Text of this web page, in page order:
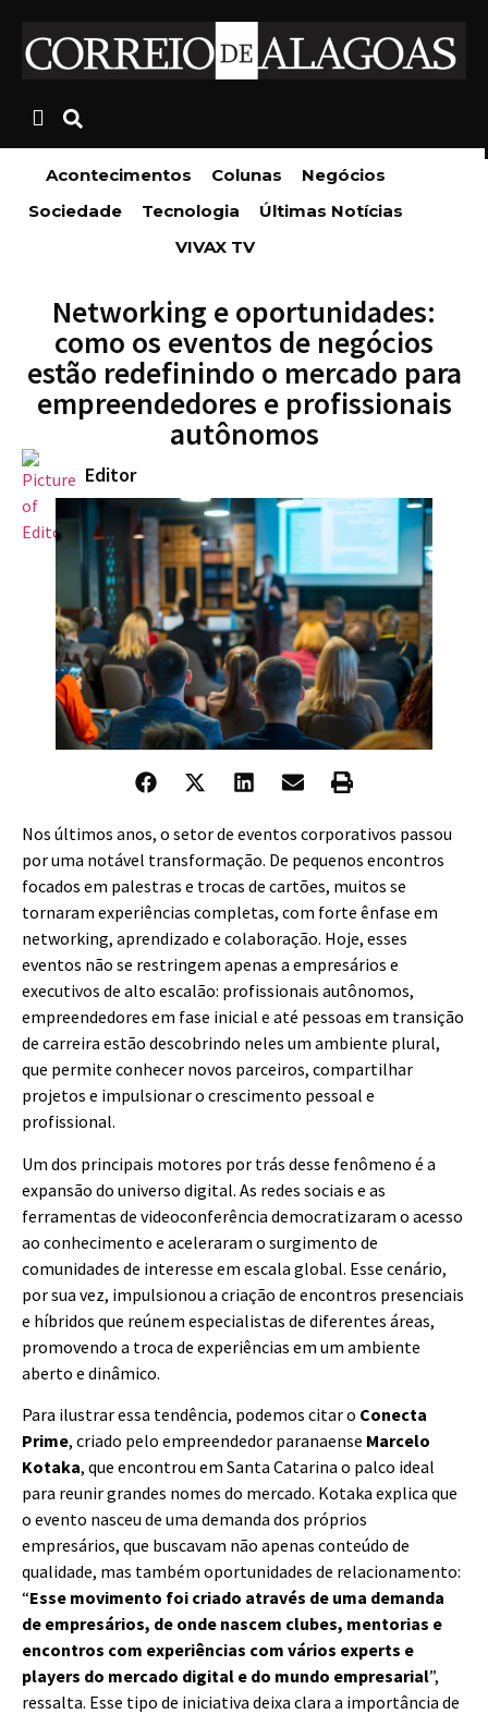
Acontecimentos Colunas
Negócios
Sociedade
Tecnologia
Últimas Notícias
VIVAX TV
Networking e oportunidades:
como os eventos de negócios
estão redefinindo o mercado para
empreendedores e profissionais
autônomos
Editor
Nos últimos anos, o setor de eventos corporativos passou
por uma notável transformação. De pequenos encontros
focados em palestras e trocas de cartões, muitos se
tornaram experiências completas, com forte ênfase em
networking, aprendizado e colaboração. Hoje, esses
eventos não se restringem apenas a empresários e
executivos de alto escalão: profissionais autônomos,
empreendedores em fase inicial e até pessoas em transição
de carreira estão descobrindo neles um ambiente plural,
que permite conhecer novos parceiros, compartilhar
projetos e impulsionar o crescimento pessoal e
profissional.
Um dos principais motores por trás desse fenômeno é a
expansão do universo digital. As redes sociais e as
ferramentas de videoconferência democratizaram o acesso
ao conhecimento e aceleraram o surgimento de
comunidades de interesse em escala global. Esse cenário,
por sua vez, impulsionou a criação de encontros presenciais
e híbridos que reúnem especialistas de diferentes áreas,
promovendo a troca de experiências em um ambiente
aberto e dinâmico.
Para ilustrar essa tendência, podemos citar o Conecta
Prime, criado pelo empreendedor paranaense Marcelo
Kotaka, que encontrou em Santa Catarina o palco ideal
para reunir grandes nomes do mercado. Kotaka explica que
o evento nasceu de uma demanda dos próprios
empresários, que buscavam não apenas conteúdo de
qualidade, mas também oportunidades de relacionamento:
“Esse movimento foi criado através de uma demanda
de empresários, de onde nascem clubes, mentorias e
encontros com experiências com vários experts e
players do mercado digital e do mundo empresarial”,
ressalta. Esse tipo de iniciativa deixa clara a importância de